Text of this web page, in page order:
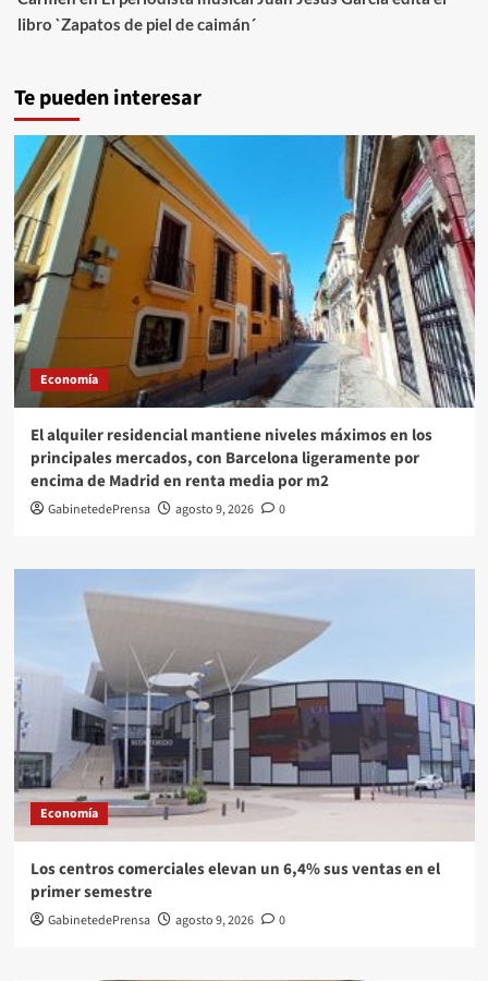
libro `Zapatos de piel de caimán´
Te pueden interesar
Economía
El alquiler residencial mantiene niveles máximos en los
principales mercados, con Barcelona ligeramente por
encima de Madrid en renta media por m2
GabinetedePrensa agosto 9, 2026 0
Economía
Los centros comerciales elevan un 6,4% sus ventas en el
primer semestre
GabinetedePrensa agosto 9, 2026 0